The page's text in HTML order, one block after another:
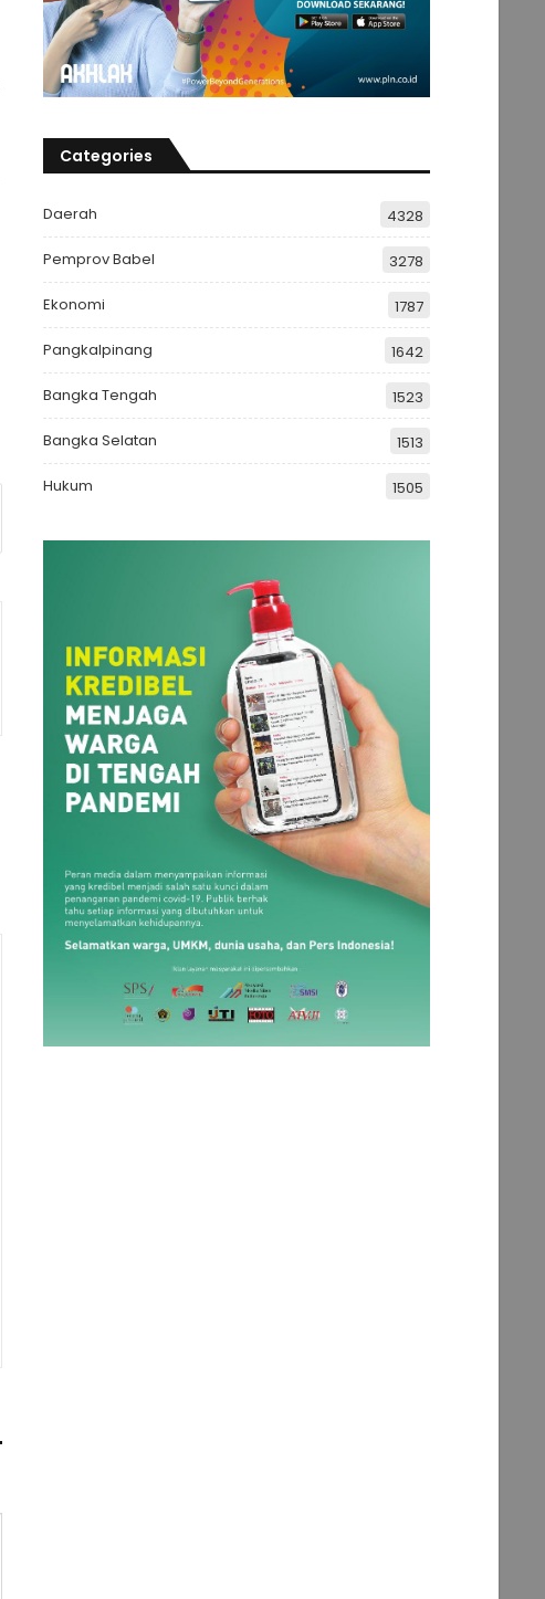
Categories
Daerah 4328
Pemprov Babel 3278
Ekonomi 1787
Pangkalpinang 1642
Bangka Tengah 1523
Bangka Selatan 1513
Hukum 1505